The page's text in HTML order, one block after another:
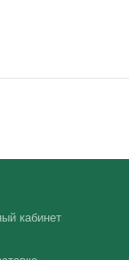
кабинет